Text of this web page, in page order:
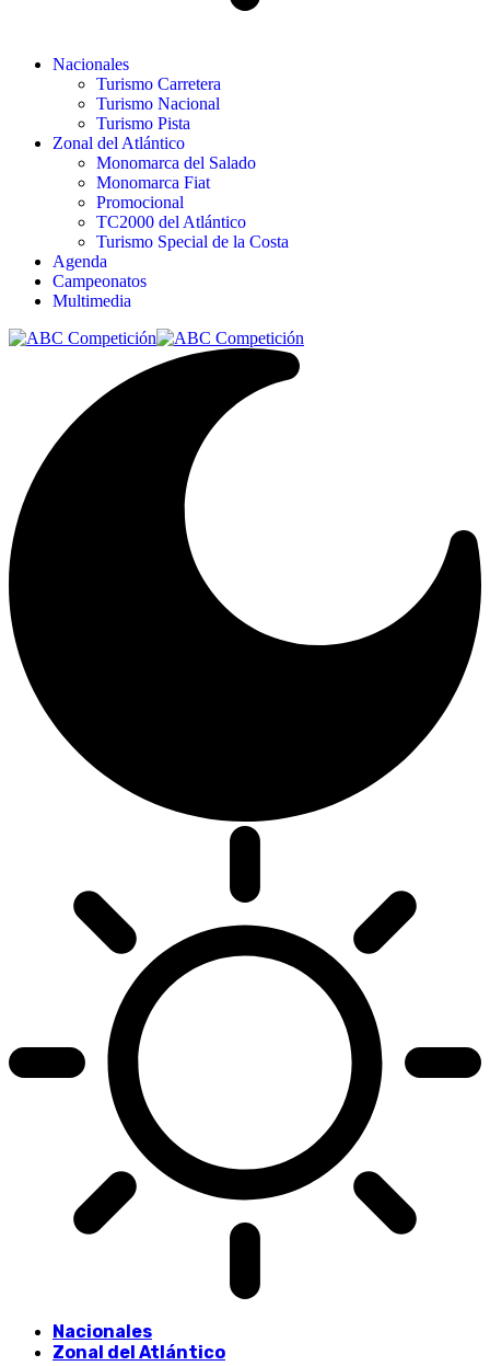
Nacionales
Turismo Carretera
Turismo Nacional
Turismo Pista
Zonal del Atlántico
Monomarca del Salado
Monomarca Fiat
Promocional
TC2000 del Atlántico
Turismo Special de la Costa
Agenda
Campeonatos
Multimedia
Nacionales
Zonal del Atlántico